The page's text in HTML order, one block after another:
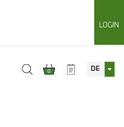
LOGIN
0 DE